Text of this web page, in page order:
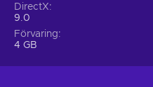
DirectX
9.0
Förvaring
4 GB